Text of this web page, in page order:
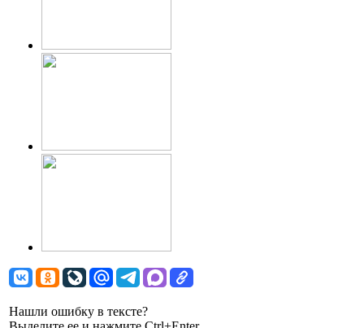
Нашли ошибку в тексте?